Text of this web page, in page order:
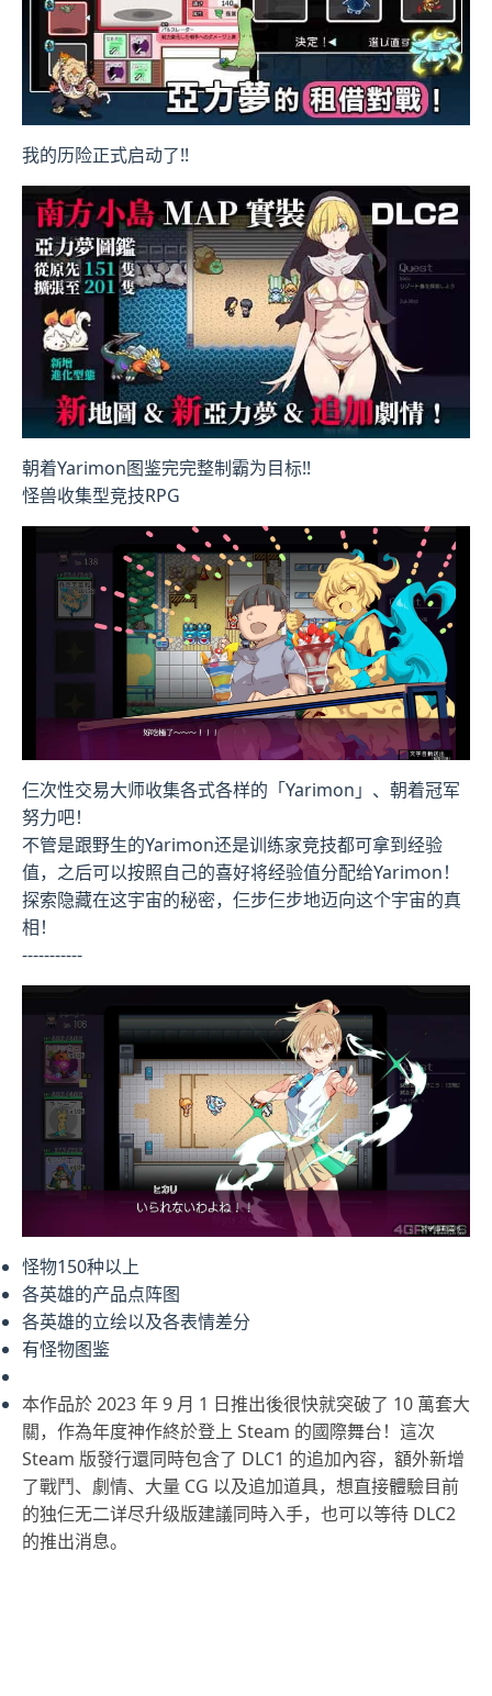
我的历险正式启动了!!
朝着Yarimon图鉴完完整制霸为目标!!
怪兽收集型竞技RPG
仨次性交易大师收集各式各样的「Yarimon」、朝着冠军
努力吧！
不管是跟野生的Yarimon还是训练家竞技都可拿到经验
值，之后可以按照自己的喜好将经验值分配给Yarimon！
探索隐藏在这宇宙的秘密，仨步仨步地迈向这个宇宙的真
相！
-----------
怪物150种以上
各英雄的产品点阵图
各英雄的立绘以及各表情差分
有怪物图鉴
本作品於 2023 年 9 月 1 日推出後很快就突破了 10 萬套大
關，作為年度神作終於登上 Steam 的國際舞台！這次
Steam 版發行還同時包含了 DLC1 的追加內容，額外新增
了戰鬥、劇情、大量 CG 以及追加道具，想直接體驗目前
的独仨无二详尽升级版建議同時入手，也可以等待 DLC2
的推出消息。